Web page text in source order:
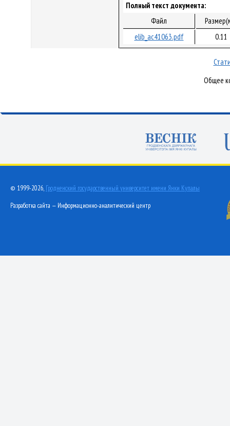
Полный текст документа:
Файл
elib_ac41063.pdf
0.11
Общее
© 1999-2026, Гродненский государственный университет имени Янки Купалы
Разработка сайта — Информационно-аналитический центр